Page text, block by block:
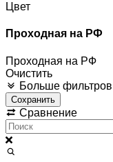
Цвет
Проходная на РФ
Проходная на РФ
Очистить
Больше фильтров
Сохранить
Сравнение